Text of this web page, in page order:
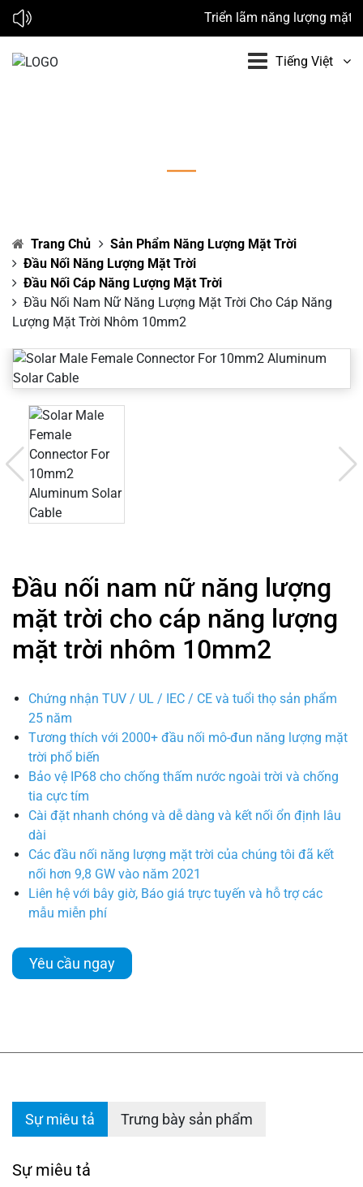
Triển lãm năng lượng mặt
Tiếng Việt
Trang Chủ
Sản Phẩm Năng Lượng Mặt Trời
Đầu Nối Năng Lượng Mặt Trời
Đầu Nối Cáp Năng Lượng Mặt Trời
Đầu Nối Nam Nữ Năng Lượng Mặt Trời Cho Cáp Năng
Lượng Mặt Trời Nhôm 10mm2
Đầu nối nam nữ năng lượng
mặt trời cho cáp năng lượng
mặt trời nhôm 10mm2
Chứng nhận TUV / UL / IEC / CE và tuổi thọ sản phẩm
25 năm
Tương thích với 2000+ đầu nối mô-đun năng lượng mặt
trời phổ biến
Bảo vệ IP68 cho chống thấm nước ngoài trời và chống
tia cực tím
Cài đặt nhanh chóng và dễ dàng và kết nối ổn định lâu
dài
Các đầu nối năng lượng mặt trời của chúng tôi đã kết
nối hơn 9,8 GW vào năm 2021
Liên hệ với bây giờ, Báo giá trực tuyến và hỗ trợ các
mẫu miễn phí
Yêu cầu ngay
Sự miêu tả Trưng bày sản phẩm
Sự miêu tả